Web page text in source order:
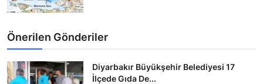
Önerilen Gönderiler
Diyarbakır Büyükşehir Belediyesi 17
İlçede Gıda De...